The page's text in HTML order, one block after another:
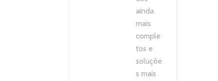
ainda
mais
comple
tos e
soluçõe
s mais